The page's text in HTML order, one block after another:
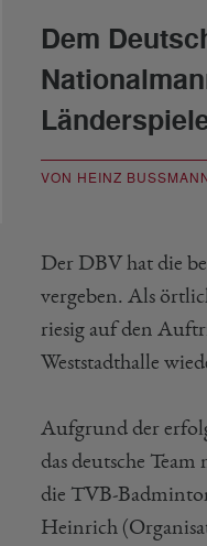
Dem
VON HEINZ
Der DBV hat die
vergeben. Als
riesig auf den
Weststadthalle
Aufgrund der
das deutsche
die TVB-
Heinrich